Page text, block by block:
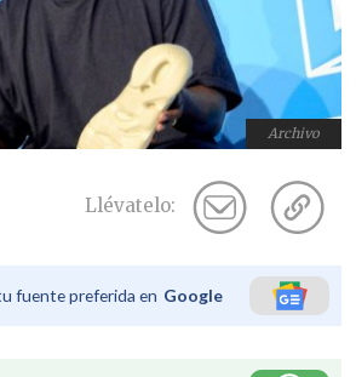
Archivo
Llévatelo:
fuente preferida en Google